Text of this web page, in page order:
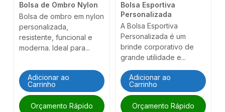
Bolsa de Ombro Nylon
Bolsa de ombro em nylon
personalizada,
resistente, funcional e
moderna. Ideal para...
Adicionar ao
Carrinho
Orçamento Rápido
Bolsa Esportiva
Personalizada
A Bolsa Esportiva
Personalizada é um
brinde corporativo de
grande utilidade e...
Adicionar ao
Carrinho
Orçamento Rápido